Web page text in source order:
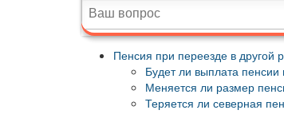
Пенсия при переезде в другой
Будет ли выплата
Меняется ли размер
Теряется ли северная